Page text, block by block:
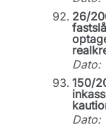
26/
Dato:
150/
Dato: